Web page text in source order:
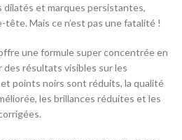
et marques persistantes,
tête. Mais ce n’est pas une fatalité !
une formule super concentrée en
résultats visibles sur les
points noirs sont réduits, la qualité
les brillances réduites et les